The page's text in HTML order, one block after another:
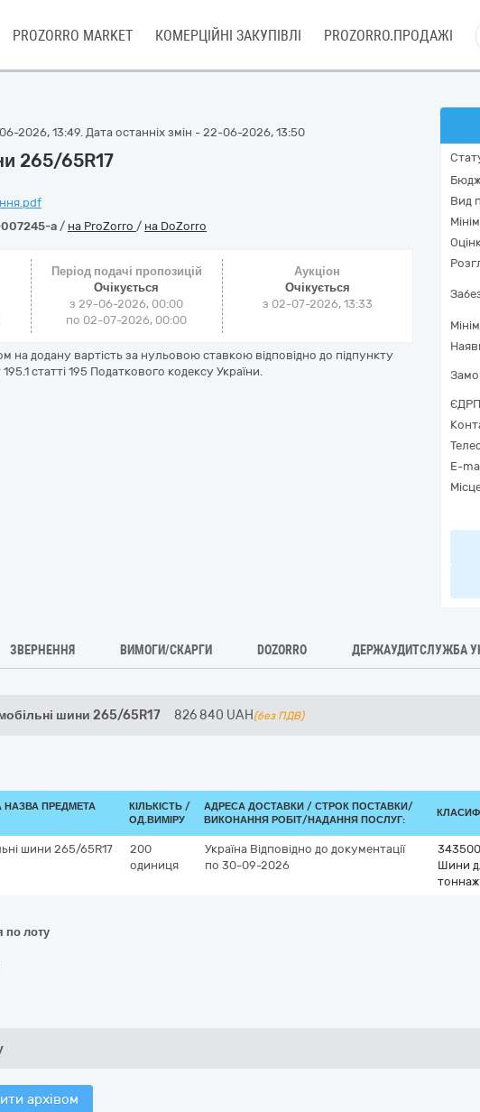
PROZORRO MARKET КОМЕРЦІЙНІ ЗАКУПІВЛІ PROZORRO.ПРОДАЖІ
2026, 13:49. Дата останніх змін - 22-06-2026, 13:50
265/65R17
a / на ProZorro / на DoZorro
Період подачі пропозицій
Очікується
з 29-06-2026, 00:00
по 02-07-2026, 00:00
Аукціон
Очікується
з 02-07-2026, 13:33
на додану вартість за нульовою ставкою відповідно до підпункту
статті 195 Податкового кодексу України.
Вид
E-
ЗВЕРНЕННЯ ВИМОГИ/СКАРГИ DOZORRO ДЕРЖАУДИТСЛУЖБА
шини 265/65R17 826 840 UAH (без ПДВ)
НАЗВА ПРЕДМЕТА
КІЛЬКІСТЬ /
ОД.ВИМІРУ
АДРЕСА ДОСТАВКИ / СТРОК ПОСТАВКИ/
ВИКОНАННЯ РОБІТ/НАДАННЯ ПОСЛУГ:
шини 265/65R17
200
одиниця
Україна Відповідно до документації
по 30-09-2026
Шини
по лоту
архівом